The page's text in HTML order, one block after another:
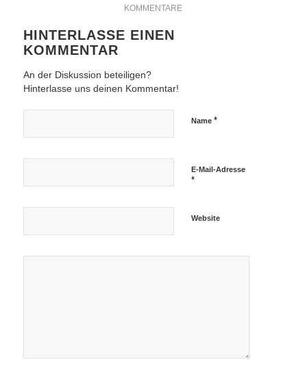
KOMMENTARE
HINTERLASSE EINEN
KOMMENTAR
An der Diskussion beteiligen?
Hinterlasse uns deinen Kommentar!
Name *
E-Mail-Adresse
*
Website